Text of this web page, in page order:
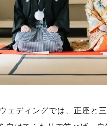
ェディングでは、正座と